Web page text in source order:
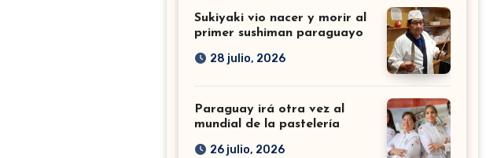
Sukiyaki vio nacer y morir al
primer sushiman paraguayo
28 julio, 2026
Paraguay irá otra vez al
mundial de la pastelería
26 julio, 2026